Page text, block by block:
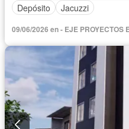
Depósito
Jacuzzi
09/06/2026 en - EJE PROYECTOS